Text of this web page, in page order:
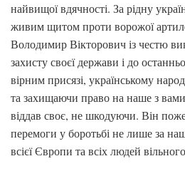
найвищої вдячності. За рідну
живим щитом проти ворожої
Володимир Вікторович із честю
захисту своєї держави і до
вірним присязі, українському
та захищаючи право на наше з
віддав своє, не шкодуючи. Він
перемоги у боротьбі не лише за
всієї Європи та всіх людей